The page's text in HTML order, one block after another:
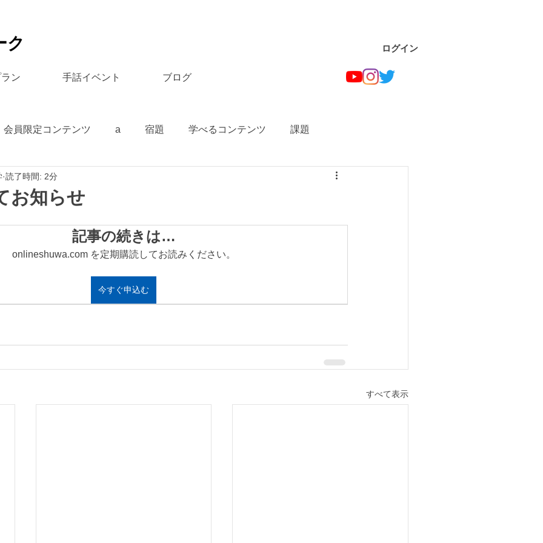
ク
ン 手話イベント ブログ
ログイン
会員限定コンテンツ a 宿題 学べるコンテンツ 課題
お知らせ
読了時間: 2分
記事の続きは…
onlineshuwa.com を定期購読してお読みください。
今すぐ申込む
すべて表示